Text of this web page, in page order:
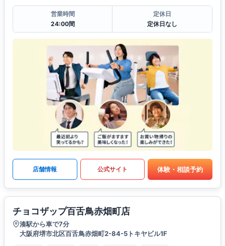
営業時間
24:00間
定休日
定休日なし
店舗情報 公式サイト 体験・相談予約
チョコザップ百舌鳥赤畑町店
湊駅から車で7分
大阪府堺市北区百舌鳥赤畑町2-84-5トキヤビル1F